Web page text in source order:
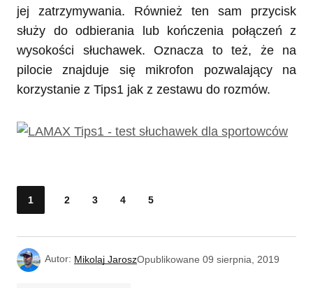
jej zatrzymywania. Również ten sam przycisk
służy do odbierania lub kończenia połączeń z
wysokości słuchawek. Oznacza to też, że na
pilocie znajduje się mikrofon pozwalający na
korzystanie z Tips1 jak z zestawu do rozmów.
1 2 3 4 5
Autor: Mikolaj JaroszOpublikowane 09 sierpnia, 2019